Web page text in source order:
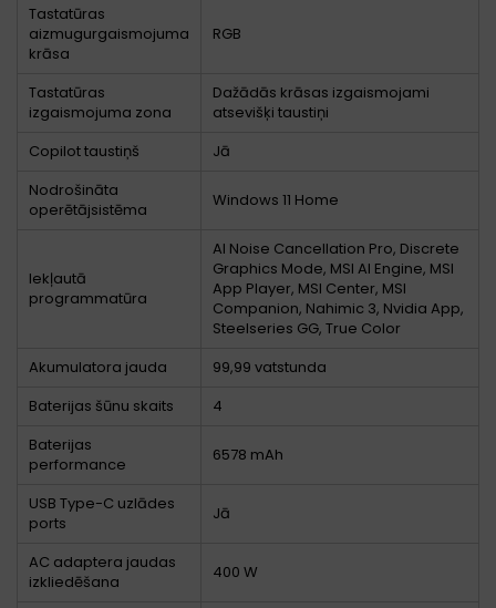
Tastatūras
aizmugurgaismojuma
krāsa
RGB
Tastatūras
izgaismojuma zona
Dažādās krāsas izgaismojami
atsevišķi taustiņi
Copilot taustiņš
Jā
Nodrošināta
operētājsistēma
Windows 11 Home
Iekļautā
programmatūra
AI Noise Cancellation Pro, Discrete
Graphics Mode, MSI AI Engine, MSI
App Player, MSI Center, MSI
Companion, Nahimic 3, Nvidia App,
Steelseries GG, True Color
Akumulatora jauda
99,99 vatstunda
Baterijas šūnu skaits
4
Baterijas
performance
6578 mAh
USB Type-C uzlādes
ports
Jā
AC adaptera jaudas
izkliedēšana
400 W